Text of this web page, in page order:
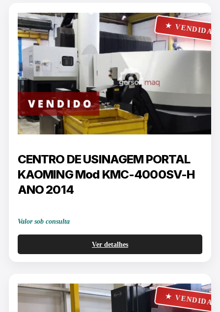
★ VENDIDA
CENTRO DE USINAGEM PORTAL
KAOMING Mod KMC-4000SV-H
ANO 2014
Valor sob consulta
Ver detalhes
★ VENDIDA